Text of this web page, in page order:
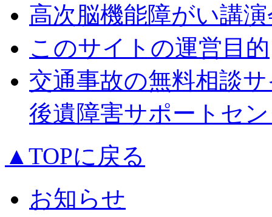
高次脳機能障がい講
このサイトの運営目的
交通事故の無料相談
後遺障害サポートセ
▲TOPに戻る
お知らせ